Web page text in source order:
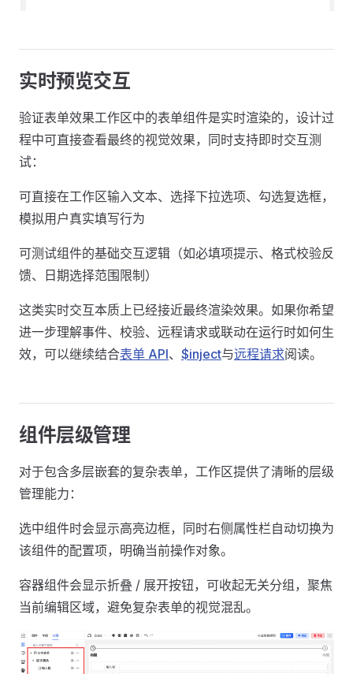
实时预览交互
验证表单效果工作区中的表单组件是实时渲染的，设计过
程中可直接查看最终的视觉效果，同时支持即时交互测
试：
可直接在工作区输入文本、选择下拉选项、勾选复选框，
模拟用户真实填写行为
可测试组件的基础交互逻辑（如必填项提示、格式校验反
馈、日期选择范围限制）
这类实时交互本质上已经接近最终渲染效果。如果你希望
进一步理解事件、校验、远程请求或联动在运行时如何生
效，可以继续结合表单 API、 $inject与远程请求阅读。
组件层级管理
对于包含多层嵌套的复杂表单，工作区提供了清晰的层级
管理能力：
选中组件时会显示高亮边框，同时右侧属性栏自动切换为
该组件的配置项，明确当前操作对象。
容器组件会显示折叠 / 展开按钮，可收起无关分组，聚焦
当前编辑区域，避免复杂表单的视觉混乱。